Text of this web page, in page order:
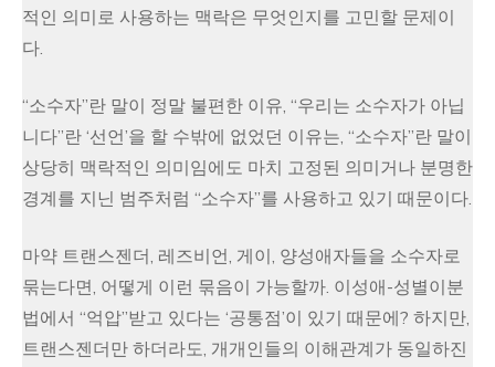
적인 의미로 사용하는 맥락은 무엇인지를 고민할 문제이
다.
“소수자”란 말이 정말 불편한 이유, “우리는 소수자가 아닙
니다”란 ‘선언’을 할 수밖에 없었던 이유는, “소수자”란 말이
상당히 맥락적인 의미임에도 마치 고정된 의미거나 분명한
경계를 지닌 범주처럼 “소수자”를 사용하고 있기 때문이다.
마약 트랜스젠더, 레즈비언, 게이, 양성애자들을 소수자로
묶는다면, 어떻게 이런 묶음이 가능할까. 이성애-성별이분
법에서 “억압”받고 있다는 ‘공통점’이 있기 때문에? 하지만,
트랜스젠더만 하더라도, 개개인들의 이해관계가 동일하진